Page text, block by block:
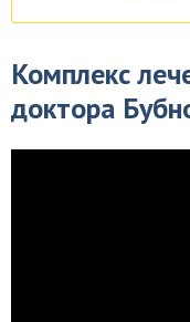
Комплекс
доктора